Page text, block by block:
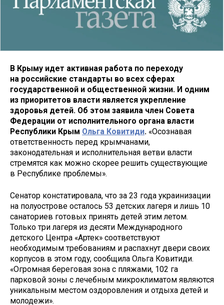
В Крыму идет активная работа по переходу
на российские стандарты во всех сферах
государственной и общественной жизни. И одним
из приоритетов власти является укрепление
здоровья детей. Об этом заявила член Совета
Федерации от исполнительного органа власти
Республики Крым Ольга Ковитиди. «Осознавая
ответственность перед крымчанами,
законодательная и исполнительная ветви власти
стремятся как можно скорее решить существующие
в Республике проблемы».
Сенатор констатировала, что за 23 года украинизации
на полуострове осталось 53 детских лагеря и лишь 10
санаториев готовых принять детей этим летом.
Только три лагеря из десяти Международного
детского Центра «Артек» соответствуют
необходимым требованиям и распахнут двери своих
корпусов в этом году, сообщила Ольга Ковитиди.
«Огромная береговая зона с пляжами, 102 га
парковой зоны с лечебным микроклиматом являются
уникальным местом оздоровления и отдыха детей и
молодежи».